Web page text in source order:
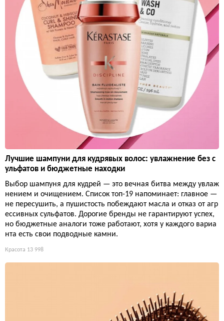
Лучшие шампуни для кудрявых волос: увлажнение без с
ульфатов и бюджетные находки
Выбор шампуня для кудрей — это вечная битва между увлаж
нением и очищением. Список топ-19 напоминает: главное —
не пересушить, а пушистость побеждают масла и отказ от агр
ессивных сульфатов. Дорогие бренды не гарантируют успех,
но бюджетные аналоги тоже работают, хотя у каждого вариа
нта есть свои подводные камни.
Красота 13 998